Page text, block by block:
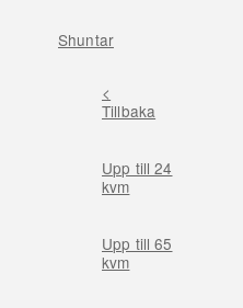
Shuntar
<
Tillbaka
Upp till 24
kvm
Upp till 65
kvm